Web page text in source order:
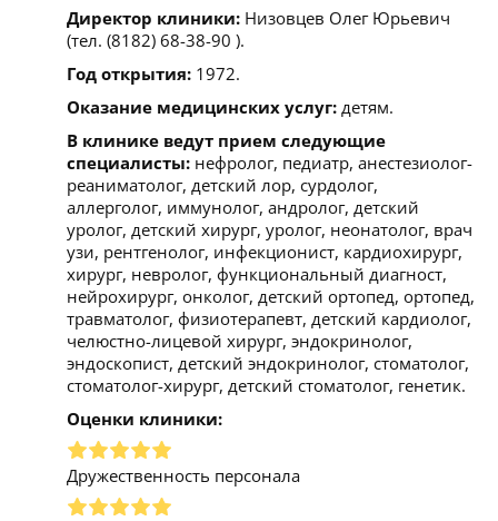
Директор клиники: Низовцев Олег Юрьевич
(тел. (8182) 68-38-90 ).
Год открытия: 1972.
Оказание медицинских услуг: детям.
В клинике ведут прием следующие
специалисты: нефролог, педиатр, анестезиолог-
реаниматолог, детский лор, сурдолог,
аллерголог, иммунолог, андролог, детский
уролог, детский хирург, уролог, неонатолог, врач
узи, рентгенолог, инфекционист, кардиохирург,
хирург, невролог, функциональный диагност,
нейрохирург, онколог, детский ортопед, ортопед,
травматолог, физиотерапевт, детский кардиолог,
челюстно-лицевой хирург, эндокринолог,
эндоскопист, детский эндокринолог, стоматолог,
стоматолог-хирург, детский стоматолог, генетик.
Оценки клиники:
Дружественность персонала